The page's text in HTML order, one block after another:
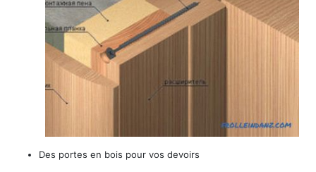
Des portes en bois pour vos devoirs